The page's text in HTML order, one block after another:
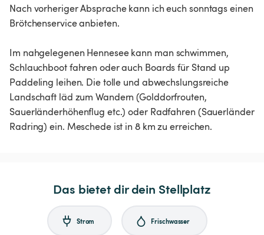
Nach vorheriger Absprache kann ich euch sonntags einen
Brötchenservice anbieten.
Im nahgelegenen Hennesee kann man schwimmen,
Schlauchboot fahren oder auch Boards für Stand up
Paddeling leihen. Die tolle und abwechslungsreiche
Landschaft läd zum Wandern (Golddorfrouten,
Sauerländerhöhenflug etc.) oder Radfahren (Sauerländer
Radring) ein. Meschede ist in 8 km zu erreichen.
Das bietet dir dein Stellplatz
Strom Frischwasser